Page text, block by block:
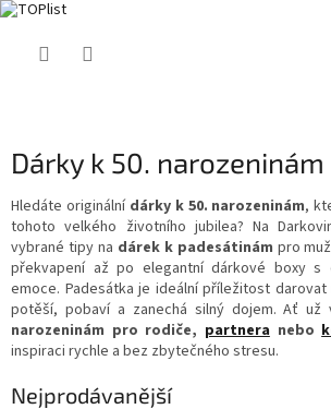
Dárky k 50. narozeninám
Hledáte originální dárky k 50. narozeninám,
tohoto velkého životního jubilea? Na
vybrané tipy na dárek k padesátinám pro
překvapení až po elegantní dárkové boxy s
emoce. Padesátka je ideální příležitost
potěší, pobaví a zanechá silný dojem. Ať už
narozeninám pro rodiče, partnera nebo
inspiraci rychle a bez zbytečného stresu.
Nejprodávanější